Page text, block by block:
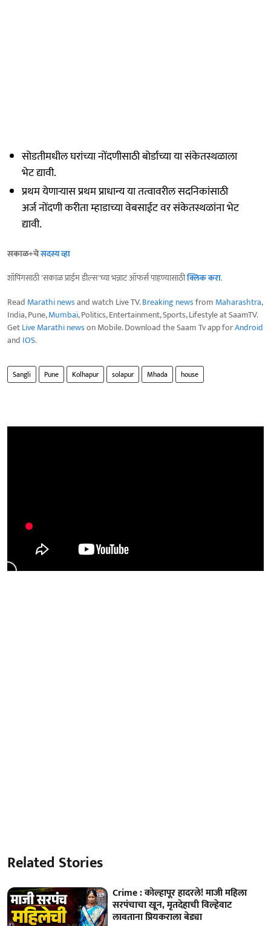
सोडतीमधील घरांच्या नोंदणीसाठी बोर्डाच्या या संकेतस्थळाला
भेट द्यावी.
प्रथम येणाऱ्यास प्रथम प्राधान्य या तत्वावरील सदनिकांसाठी
अर्ज नोंदणी करीता म्हाडाच्या वेबसाईट वर संकेतस्थळांना भेट
द्यावी.
सकाळ+चेसदस्य व्हा
शॉपिंगसाठी 'सकाळ प्राईम डील्स'च्या भन्नाट ऑफर्स पाहण्यासाठीक्लिक करा.
Read Marathi newsand watch Live TV.Breaking newsfrom Maharashtra,
India, Pune,Mumbai, Politics, Entertainment, Sports, Lifestyle at SaamTV.
GetLive Marathi newson Mobile. Download the Saam Tv app forAndroid
and IOS.
Sangli Pune Kolhapur solapur Mhada house
Related Stories
Crime : कोल्हापूर हादरले! माजी महिला
सरपंचाचा खून, मृतदेहाची विल्हेवाट
लावताना प्रियकराला बेड्या